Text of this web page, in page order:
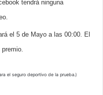
tendrá ninguna
el 5 de Mayo a las 00:00. El
el seguro deportivo de la prueba.)